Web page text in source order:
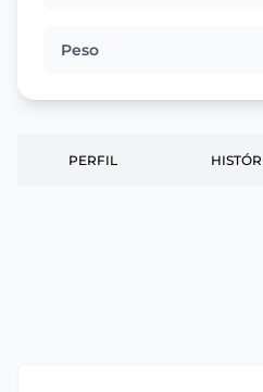
Peso
PERFIL